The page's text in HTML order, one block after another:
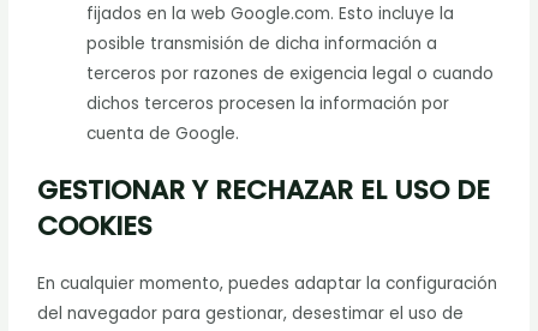
fijados en la web Google.com. Esto incluye la
posible transmisión de dicha información a
terceros por razones de exigencia legal o cuando
dichos terceros procesen la información por
cuenta de Google.
GESTIONAR Y RECHAZAR EL USO DE
COOKIES
En cualquier momento, puedes adaptar la configuración
del navegador para gestionar, desestimar el uso de